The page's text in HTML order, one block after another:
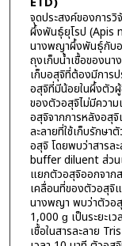
จุดประสงค์ของการ
ผึ้งพันธุ์ยุโรป (Apis
นางพญาผึ้งพันธุ์กับอ
ถุงเก็บน้ำเชื้อของน
เก็บอสุจิที่ต้องมีการ
อสุจิที่มีน้อยในผึ้งตัว
ของตัวอสุจิไม่มีควา
อสุจิจากการหลังอสุจิ
ละลายที่ใช้เก็บรักษ
อสุจิ โดยพบว่าสารล
buffer diluent ส่วน
แยกตัวอสุจิออกจาก
เคลื่อนที่ของตัวอสุจิแ
นางพญา พบว่าตัวอ
1,000 ɡ เป็นระยะเ
เชื้อในสารละลาย